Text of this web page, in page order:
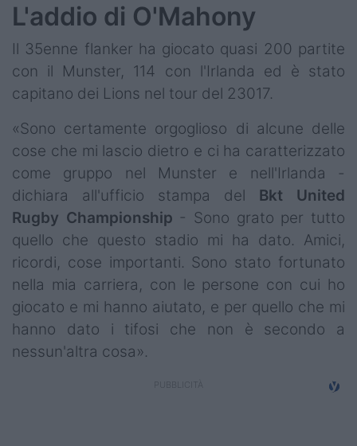
L'addio di O'Mahony
Il 35enne flanker ha giocato quasi 200 partite
con il Munster, 114 con l'Irlanda ed è stato
capitano dei Lions nel tour del 23017.
«Sono certamente orgoglioso di alcune delle
cose che mi lascio dietro e ci ha caratterizzato
come gruppo nel Munster e nell'Irlanda -
dichiara all'ufficio stampa del Bkt United
Rugby Championship - Sono grato per tutto
quello che questo stadio mi ha dato. Amici,
ricordi, cose importanti. Sono stato fortunato
nella mia carriera, con le persone con cui ho
giocato e mi hanno aiutato, e per quello che mi
hanno dato i tifosi che non è secondo a
nessun'altra cosa».